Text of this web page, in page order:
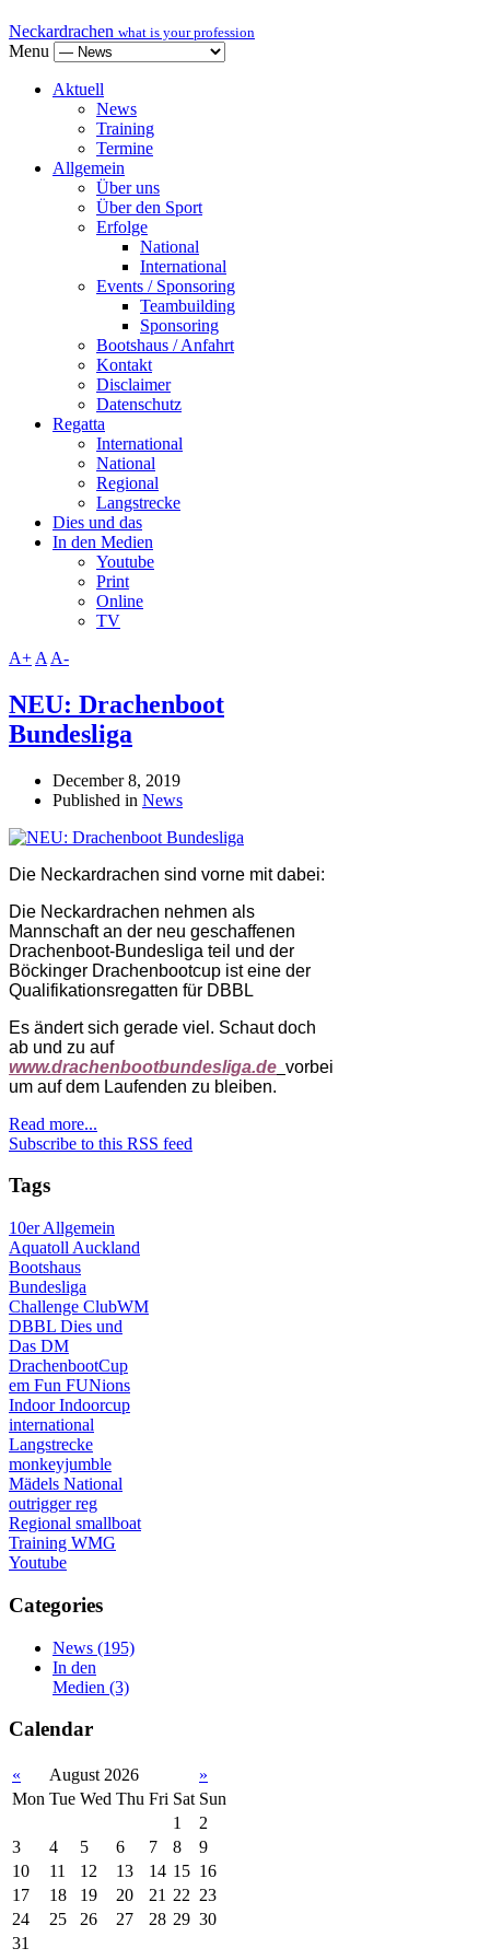
Neckardrachen what is your profession
Menu
Aktuell
News
Training
Termine
Allgemein
Über uns
Über den Sport
Erfolge
National
International
Events / Sponsoring
Teambuilding
Sponsoring
Bootshaus / Anfahrt
Kontakt
Disclaimer
Datenschutz
Regatta
International
National
Regional
Langstrecke
Dies und das
In den Medien
Youtube
Print
Online
TV
A+ A A-
NEU: Drachenboot
Bundesliga
December 8, 2019
Published in News
Die Neckardrachen sind vorne mit dabei:
Die Neckardrachen nehmen als
Mannschaft an der neu geschaffenen
Drachenboot-Bundesliga teil und der
Böckinger Drachenbootcup ist eine der
Qualifikationsregatten für DBBL
Es ändert sich gerade viel. Schaut doch
ab und zu auf
www.drachenbootbundesliga.de vorbei
um auf dem Laufenden zu bleiben.
Read more...
Subscribe to this RSS feed
Tags
10erAllgemein
Aquatoll Auckland
Bootshaus
Bundesliga
Challenge ClubWM
DBBL Dies und
Das DM
DrachenbootCup
em Fun FUNions
IndoorIndoorcup
international
Langstrecke
monkeyjumble
Mädels National
outriggerreg
Regional smallboat
Training WMG
Youtube
Categories
News (195)
In den
Medien (3)
Calendar
« August 2026
»
Mon Tue Wed Thu Fri Sat Sun
1
2
3
4 5 6 7 8
9
10
11 12 13 14 15 16
17
18 19 20 21 22 23
24
25 26 27 28 29 30
31